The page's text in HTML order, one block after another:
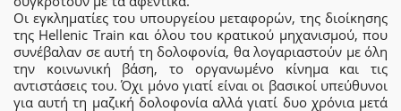
Οι εγκληματίες του υπουργείου μεταφορών, της διοίκησης
της Hellenic Train και όλου του κρατικού μηχανισμού, που
συνέβαλαν σε αυτή τη δολοφονία, θα λογαριαστούν με όλη
την κοινωνική βάση, το οργανωμένο κίνημα και τις
αντιστάσεις του. Όχι μόνο γιατί είναι οι βασικοί υπεύθυνοι
για αυτή τη μαζική δολοφονία αλλά γιατί δυο χρόνια μετά